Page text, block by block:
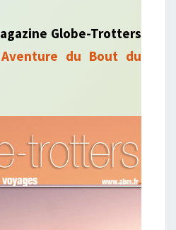
Globe-Trotters
Aventure du Bout du